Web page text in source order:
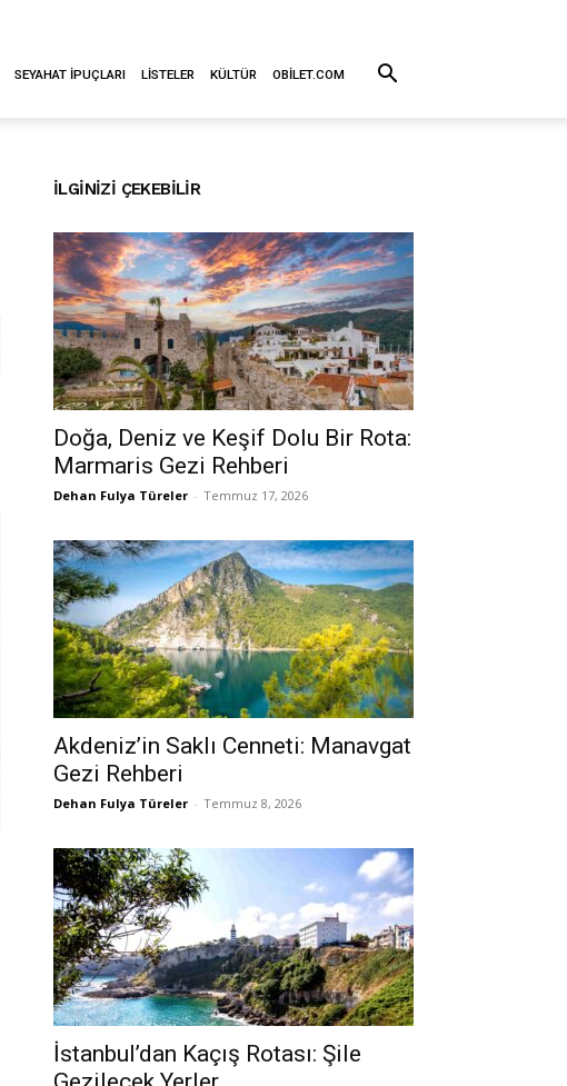
SEYAHAT İPUÇLARI LISTELER KÜLTÜR OBILET.COM
İLGINIZI ÇEKEBILIR
Doğa, Deniz ve Keşif Dolu Bir Rota:
Marmaris Gezi Rehberi
Dehan Fulya Türeler - Temmuz 17, 2026
Akdeniz’in Saklı Cenneti: Manavgat
Gezi Rehberi
Dehan Fulya Türeler - Temmuz 8, 2026
İstanbul’dan Kaçış Rotası: Şile